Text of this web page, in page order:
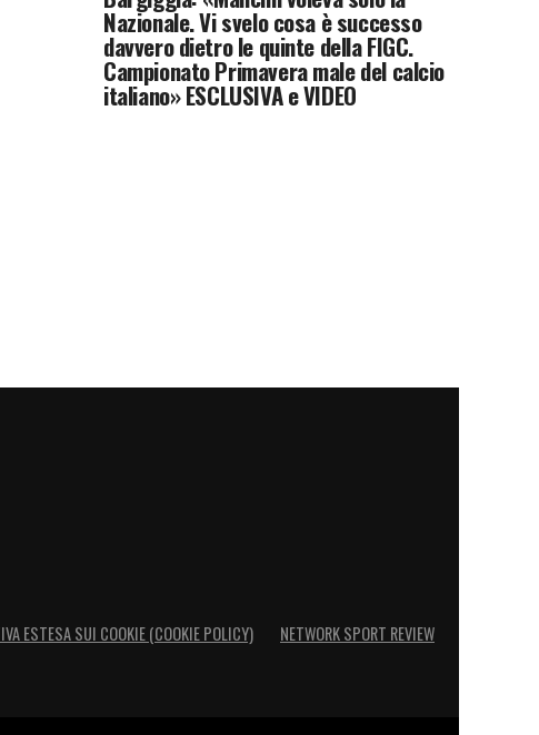
Nazionale. Vi svelo cosa è successo
davvero dietro le quinte della FIGC.
Campionato Primavera male del calcio
italiano» ESCLUSIVA e VIDEO
ESTESA SUI COOKIE (COOKIE POLICY) NETWORK SPORT REVIEW